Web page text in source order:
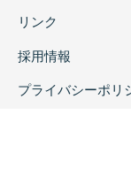
リンク
採用情報
プライバシーポリ